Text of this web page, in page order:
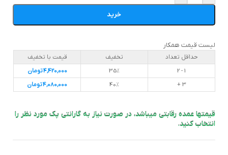
خرید
لیست قیمت همکار
حداقل تعداد تخفیف
قیمت با تخفیف
1 - 2
35%
4,420,000تومان
3 +
40%
4,080,000تومان
قیمتها عمده رقابتی میباشد، در صورت نیاز به گارانتی پک مورد نظر را
انتخاب کنید.